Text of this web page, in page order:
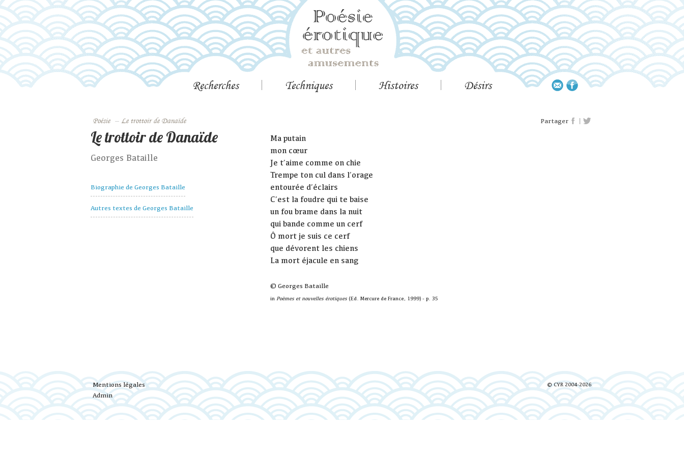
Recherches Techniques Histoires Désirs
Poésie – Le trottoir de Danaïde Partager |
Le trottoir de Danaïde
Georges Bataille
Biographie de Georges Bataille
Autres textes de Georges Bataille
Ma putain
mon cœur
Je t’aime comme on chie
Trempe ton cul dans l’orage
entourée d’éclairs
C’est la foudre qui te baise
un fou brame dans la nuit
qui bande comme un cerf
Ô mort je suis ce cerf
que dévorent les chiens
La mort éjacule en sang
© Georges Bataille
in Poèmes et nouvelles érotiques (Ed. Mercure de France, 1999) - p. 35
© CYR 2004-2026
Mentions légales
Admin